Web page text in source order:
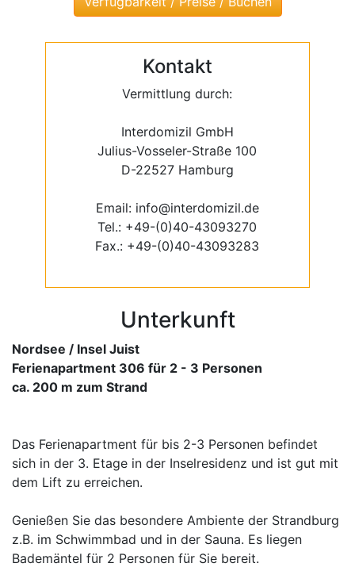
Kontakt
Vermittlung durch:
Interdomizil GmbH
Julius-Vosseler-Straße 100
D-22527 Hamburg
Email: info@interdomizil.de
Tel.: +49-(0)40-43093270
Fax.: +49-(0)40-43093283
Unterkunft
Nordsee / Insel Juist
Ferienapartment 306 für 2 - 3 Personen
ca. 200 m zum Strand
Das Ferienapartment für bis 2-3 Personen befindet
sich in der 3. Etage in der Inselresidenz und ist gut mit
dem Lift zu erreichen.
Genießen Sie das besondere Ambiente der Strandburg
z.B. im Schwimmbad und in der Sauna. Es liegen
Bademäntel für 2 Personen für Sie bereit.